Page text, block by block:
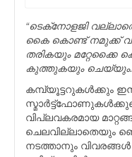
“ടെക്‌നോളജി
കൈ കൊണ്ട് നമുക്ക്
തരികയും മറ്റേക്കൈ
കുത്തുകയും
കമ്പ്യൂട്ടറുകള്‍ക്കും
വിപ്ലവകരമായ
ചെലവില്ലാതെയും
നടത്താനും